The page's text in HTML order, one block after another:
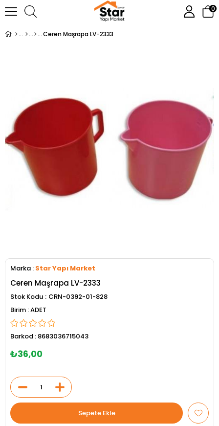
0
Ceren Maşrapa LV-2333
Marka : Star Yapı Market
Ceren Maşrapa LV-2333
Stok Kodu
CRN-0392-01-828
ADET
Barkod : 8683036715043
₺36,00